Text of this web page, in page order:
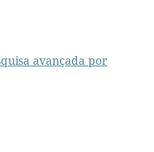
avançada por